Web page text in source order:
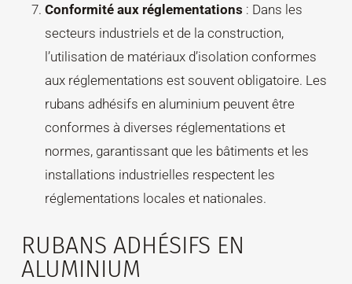
Conformité aux réglementations : Dans les
secteurs industriels et de la construction,
l’utilisation de matériaux d’isolation conformes
aux réglementations est souvent obligatoire. Les
rubans adhésifs en aluminium peuvent être
conformes à diverses réglementations et
normes, garantissant que les bâtiments et les
installations industrielles respectent les
réglementations locales et nationales.
RUBANS ADHÉSIFS EN
ALUMINIUM